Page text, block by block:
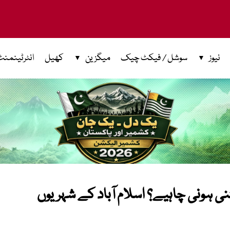
نیوز سوشل / فیکٹ چیک میگزین کھیل
کتنی ہونی چاہیے؟ اسلام آباد کے شہریوں